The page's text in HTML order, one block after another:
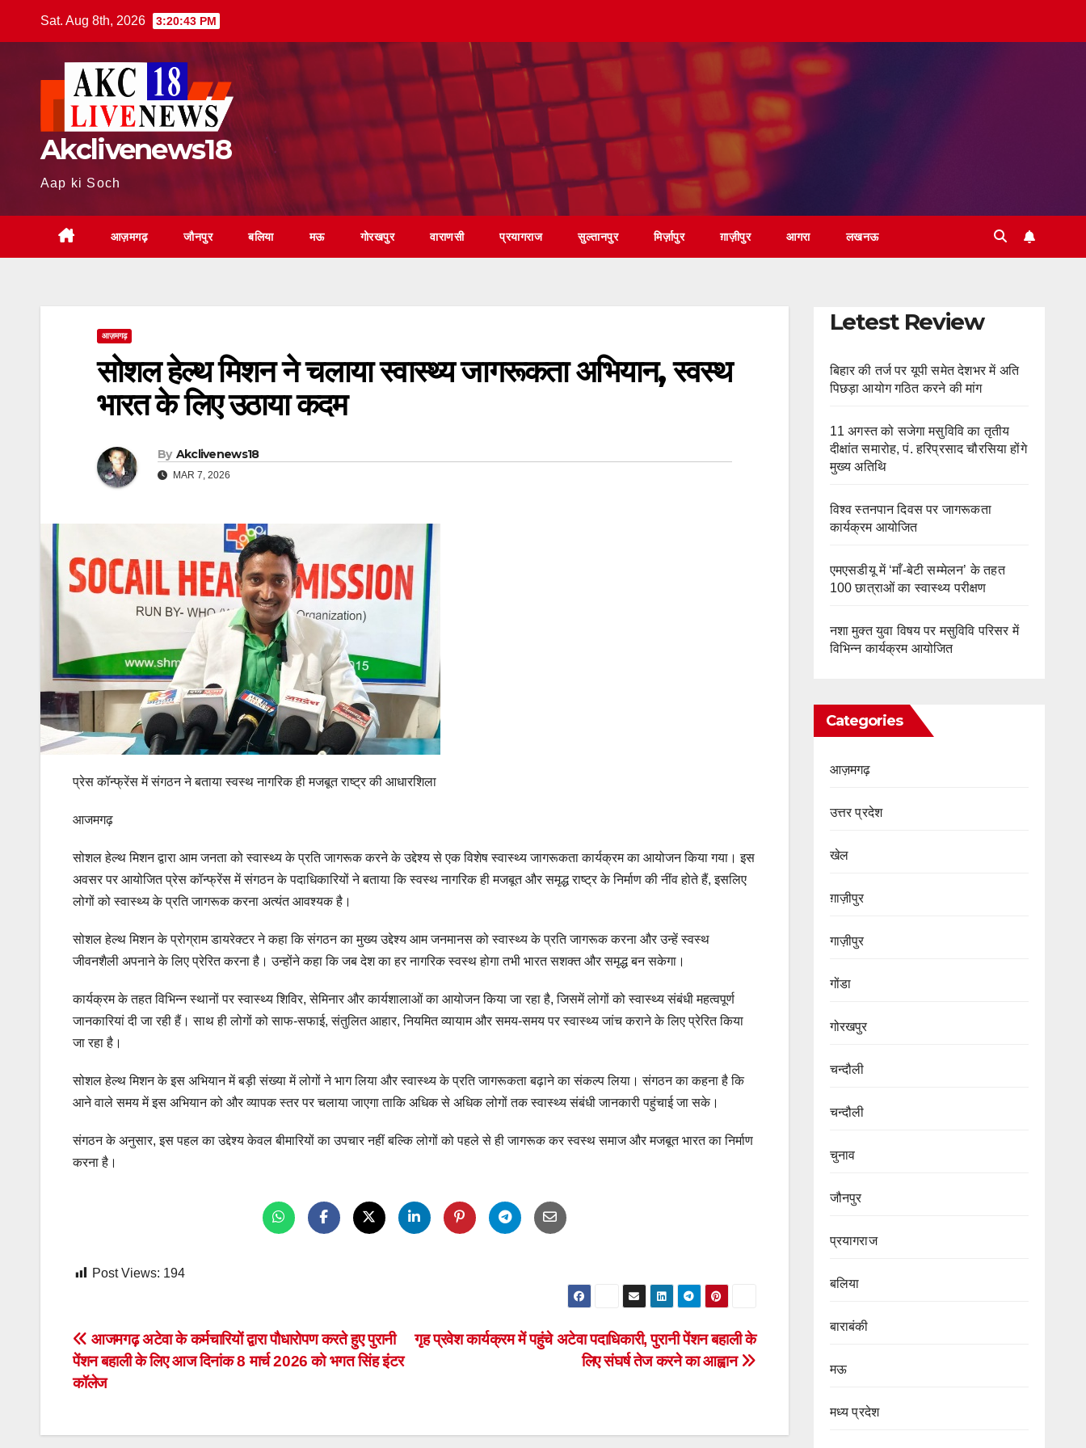
Sat. Aug 8th, 2026 3:20:44 PM
Akclivenews18
Aap ki Soch
आज़मगढ़ जौनपुर बलिया मऊ गोरखपुर वाराणसी प्रयागराज सुल्तानपुर मिर्ज़ापुर ग़ाज़ीपुर आगरा लखनऊ
आज़मगढ़
सोशल हेल्थ मिशन ने चलाया स्वास्थ्य जागरूकता अभियान, स्वस्थ
भारत के लिए उठाया कदम
By Akclivenews18
MAR 7, 2026
प्रेस कॉन्फ्रेंस में संगठन ने बताया स्वस्थ नागरिक ही मजबूत राष्ट्र की आधारशिला
आजमगढ़
सोशल हेल्थ मिशन द्वारा आम जनता को स्वास्थ्य के प्रति जागरूक करने के उद्देश्य से एक विशेष स्वास्थ्य जागरूकता कार्यक्रम का आयोजन किया गया। इस
अवसर पर आयोजित प्रेस कॉन्फ्रेंस में संगठन के पदाधिकारियों ने बताया कि स्वस्थ नागरिक ही मजबूत और समृद्ध राष्ट्र के निर्माण की नींव होते हैं, इसलिए
लोगों को स्वास्थ्य के प्रति जागरूक करना अत्यंत आवश्यक है।
सोशल हेल्थ मिशन के प्रोग्राम डायरेक्टर ने कहा कि संगठन का मुख्य उद्देश्य आम जनमानस को स्वास्थ्य के प्रति जागरूक करना और उन्हें स्वस्थ
जीवनशैली अपनाने के लिए प्रेरित करना है। उन्होंने कहा कि जब देश का हर नागरिक स्वस्थ होगा तभी भारत सशक्त और समृद्ध बन सकेगा।
कार्यक्रम के तहत विभिन्न स्थानों पर स्वास्थ्य शिविर, सेमिनार और कार्यशालाओं का आयोजन किया जा रहा है, जिसमें लोगों को स्वास्थ्य संबंधी महत्वपूर्ण
जानकारियां दी जा रही हैं। साथ ही लोगों को साफ-सफाई, संतुलित आहार, नियमित व्यायाम और समय-समय पर स्वास्थ्य जांच कराने के लिए प्रेरित किया
जा रहा है।
सोशल हेल्थ मिशन के इस अभियान में बड़ी संख्या में लोगों ने भाग लिया और स्वास्थ्य के प्रति जागरूकता बढ़ाने का संकल्प लिया। संगठन का कहना है कि
आने वाले समय में इस अभियान को और व्यापक स्तर पर चलाया जाएगा ताकि अधिक से अधिक लोगों तक स्वास्थ्य संबंधी जानकारी पहुंचाई जा सके।
संगठन के अनुसार, इस पहल का उद्देश्य केवल बीमारियों का उपचार नहीं बल्कि लोगों को पहले से ही जागरूक कर स्वस्थ समाज और मजबूत भारत का निर्माण
करना है।
Post Views: 194
Post
navigation
गृह प्रवेश कार्यक्रम में पहुंचे अटेवा पदाधिकारी, पुरानी पेंशन बहाली के
लिए संघर्ष तेज करने का आह्वान
आजमगढ़ अटेवा के कर्मचारियों द्वारा पौधारोपण करते हुए पुरानी
पेंशन बहाली के लिए आज दिनांक 8 मार्च 2026 को भगत सिंह इंटर
कॉलेज
Letest Review
बिहार की तर्ज पर यूपी समेत देशभर में अति
पिछड़ा आयोग गठित करने की मांग
11 अगस्त को सजेगा मसुविवि का तृतीय
दीक्षांत समारोह, पं. हरिप्रसाद चौरसिया होंगे
मुख्य अतिथि
विश्व स्तनपान दिवस पर जागरूकता
कार्यक्रम आयोजित
एमएसडीयू में ‘माँ-बेटी सम्मेलन’ के तहत
100 छात्राओं का स्वास्थ्य परीक्षण
नशा मुक्त युवा विषय पर मसुविवि परिसर में
विभिन्न कार्यक्रम आयोजित
Categories
आज़मगढ़
उत्तर प्रदेश
खेल
ग़ाज़ीपुर
गाज़ीपुर
गोंडा
गोरखपुर
चन्दौली
चन्दौली
चुनाव
जौनपुर
प्रयागराज
बलिया
बाराबंकी
मऊ
मध्य प्रदेश